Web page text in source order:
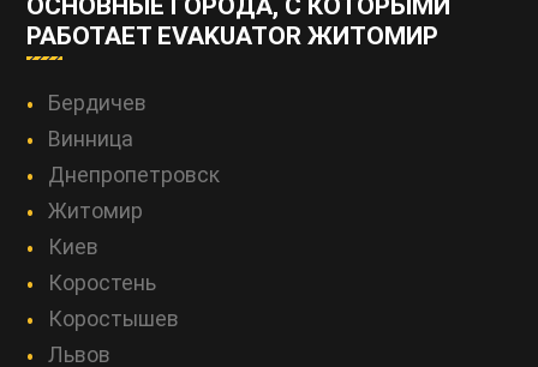
РАБОТАЕТ EVAKUATOR ЖИТОМИР
Бердичев
Винница
Днепропетровск
Житомир
Киев
Коростень
Коростышев
Львов